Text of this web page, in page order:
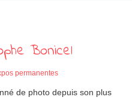
Bonicel
permanentes
de photo depuis son plus